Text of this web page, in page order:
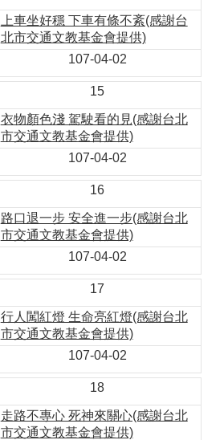
上車坐好穩 下車有條不紊(感謝台
北市交通文教基金會提供)
107-04-02
15
衣物顏色淺 駕駛看的見(感謝台北
市交通文教基金會提供)
107-04-02
16
路口退一步 安全進一步(感謝台北
市交通文教基金會提供)
107-04-02
17
行人闖紅燈 生命亮紅燈(感謝台北
市交通文教基金會提供)
107-04-02
18
走路不專心 死神來關心(感謝台北
市交通文教基金會提供)